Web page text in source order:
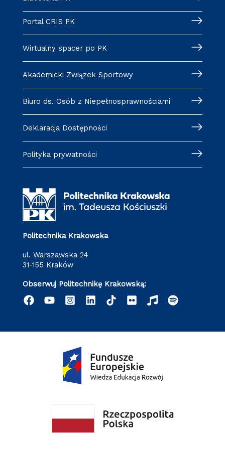
Portal CRIS PK
Wirtualny spacer po PK
Akademicki Związek Sportowy
Biuro ds. Osób z Niepełnosprawnościami
Deklaracja Dostępności
Polityka prywatności
Politechnika Krakowska
ul. Warszawska 24
31-155 Kraków
Obserwuj Politechnikę Krakowską: